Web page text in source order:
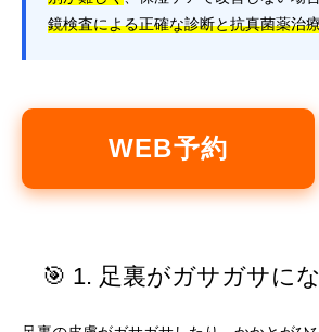
鏡検査による正確な診断と抗真菌薬治
WEB予約
🎯 1. 足裏がガサガサに